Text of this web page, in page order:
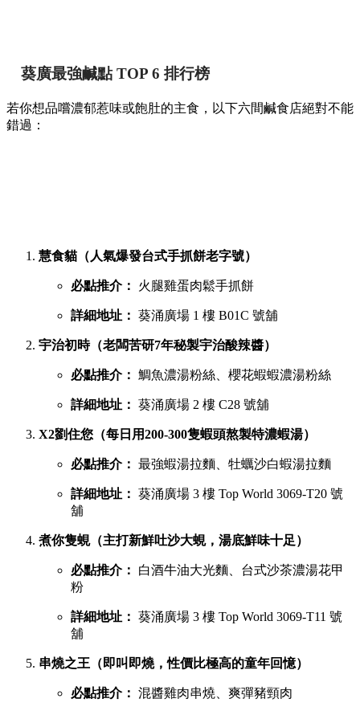
葵廣最強鹹點 TOP 6 排行榜
若你想品嚐濃郁惹味或飽肚的主食，以下六間鹹食店絕對不能
錯過：
慧食貓（人氣爆發台式手抓餅老字號）
必點推介： 火腿雞蛋肉鬆手抓餅
詳細地址： 葵涌廣場 1 樓 B01C 號舖
宇治初時（老闆苦研7年秘製宇治酸辣醬）
必點推介： 鯛魚濃湯粉絲、櫻花蝦蝦濃湯粉絲
詳細地址： 葵涌廣場 2 樓 C28 號舖
X2劉住您（每日用200-300隻蝦頭熬製特濃蝦湯）
必點推介： 最強蝦湯拉麵、牡蠣沙白蝦湯拉麵
詳細地址： 葵涌廣場 3 樓 Top World 3069-T20 號
舖
煮你隻蜆（主打新鮮吐沙大蜆，湯底鮮味十足）
必點推介：
白酒牛油大光麵、台式沙茶濃湯花甲
粉
詳細地址： 葵涌廣場 3 樓 Top World 3069-T11 號
舖
串燒之王（即叫即燒，性價比極高的童年回憶）
必點推介： 混醬雞肉串燒、爽彈豬頸肉